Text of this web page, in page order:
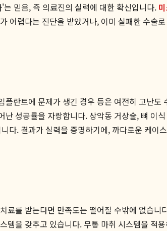
믿음, 즉 의료진의 실력에 대한 확신입니다.
어렵다는 진단을 받았거나, 이미 실패한 수술
란트에 문제가 생긴 경우 등은 여전히 고난도
성공률을 자랑합니다. 상악동 거상술, 뼈 이
. 결과가 실력을 증명하기에, 까다로운 케이
를 받는다면 만족도는 떨어질 수밖에 없습니
을 갖추고 있습니다. 무통 마취 시스템을 적